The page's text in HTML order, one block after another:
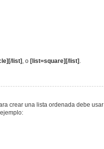
list] , o [list=square][/list]
crear una lista ordenada debe usar
ejemplo: